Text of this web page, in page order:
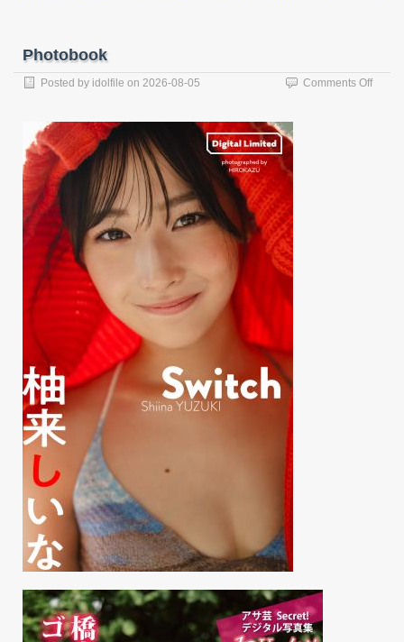
Photobook
Posted by idolfile on 2026-08-05 Comments Offon